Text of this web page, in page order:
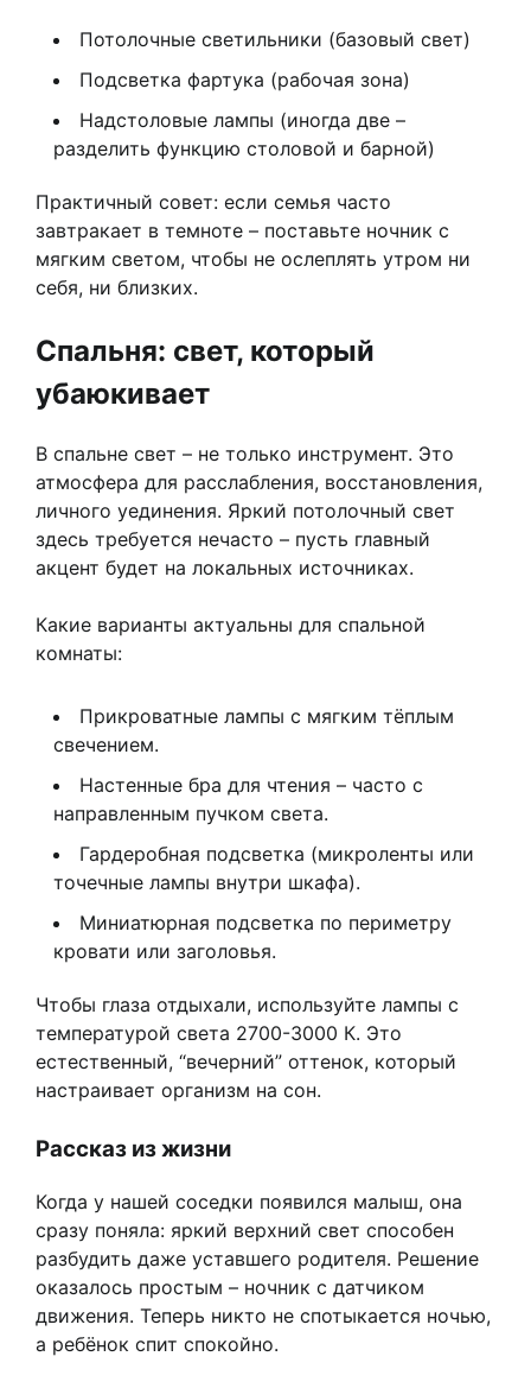
Потолочные светильники (базовый свет)
Подсветка фартука (рабочая зона)
Надстоловые лампы (иногда две –
разделить функцию столовой и барной)
Практичный совет: если семья часто
завтракает в темноте – поставьте ночник с
мягким светом, чтобы не ослеплять утром ни
себя, ни близких.
Спальня: свет, который
убаюкивает
В спальне свет – не только инструмент. Это
атмосфера для расслабления, восстановления,
личного уединения. Яркий потолочный свет
здесь требуется нечасто – пусть главный
акцент будет на локальных источниках.
Какие варианты актуальны для спальной
комнаты:
Прикроватные лампы с мягким тёплым
свечением.
Настенные бра для чтения – часто с
направленным пучком света.
Гардеробная подсветка (микроленты или
точечные лампы внутри шкафа).
Миниатюрная подсветка по периметру
кровати или заголовья.
Чтобы глаза отдыхали, используйте лампы с
температурой света 2700-3000 К. Это
естественный, “вечерний” оттенок, который
настраивает организм на сон.
Рассказ из жизни
Когда у нашей соседки появился малыш, она
сразу поняла: яркий верхний свет способен
разбудить даже уставшего родителя. Решение
оказалось простым – ночник с датчиком
движения. Теперь никто не спотыкается ночью,
а ребёнок спит спокойно.